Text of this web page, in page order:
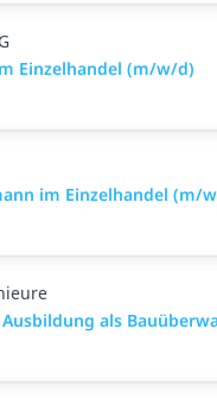
Einzelhandel (m/w/d)
im Einzelhandel (m/
als